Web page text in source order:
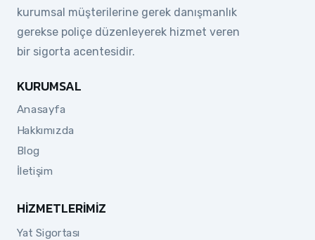
kurumsal müşterilerine gerek danışmanlık
gerekse poliçe düzenleyerek hizmet veren
bir sigorta acentesidir.
KURUMSAL
Anasayfa
Hakkımızda
Blog
İletişim
HIZMETLERIMIZ
Yat Sigortası